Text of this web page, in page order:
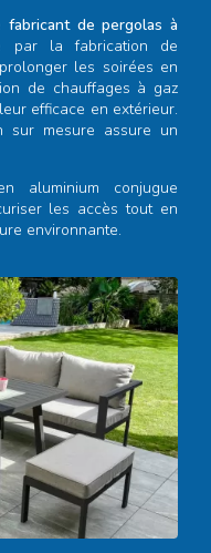
fabricant de pergolas à
par la fabrication de
les soirées en
de chauffages à gaz
efficace en extérieur.
sur mesure assure un
aluminium conjugue
les accès tout en
environnante.